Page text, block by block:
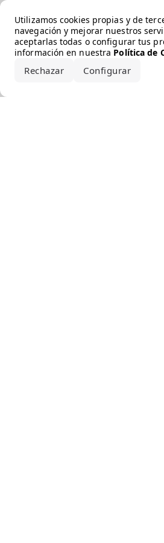
Utilizamos cookies propias y de
navegación y mejorar nuestros
aceptarlas todas o configurar tus
información en nuestra Política de
Rechazar Configurar
Error loading